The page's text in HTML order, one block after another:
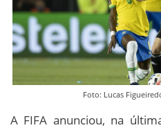
Foto: Lucas
A FIFA anunciou, na